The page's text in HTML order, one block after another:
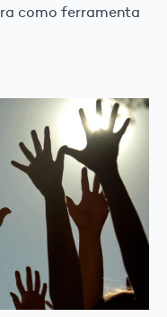
como ferramenta